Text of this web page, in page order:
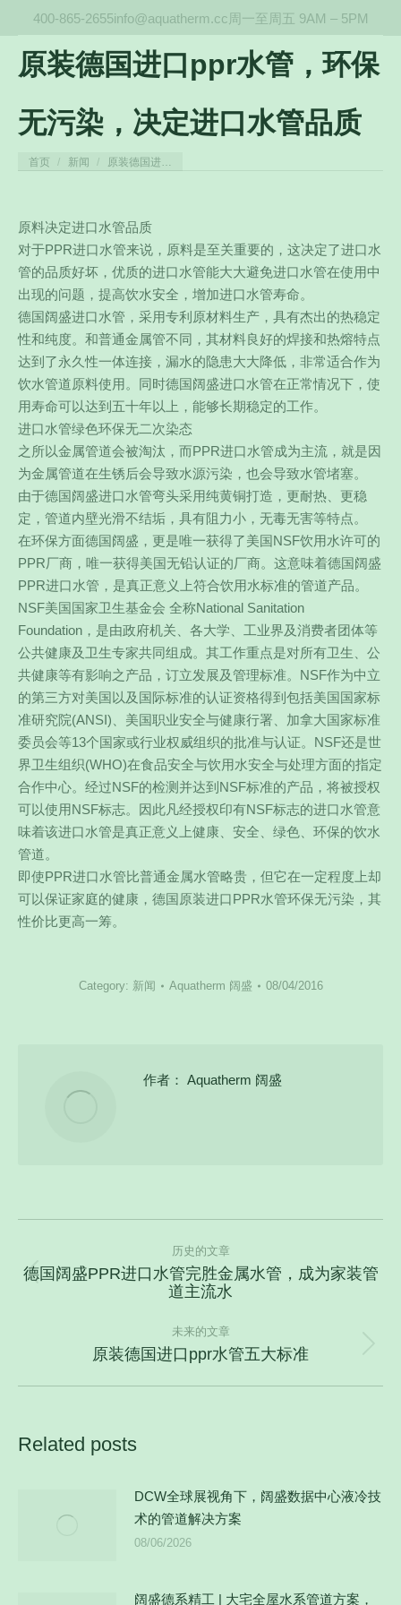
400-865-2655info@aquatherm.cc 周一至周五 9AM – 5PM
原装德国进口ppr水管，环保
无污染，决定进口水管品质
您在这里：
首页 新闻 原装德国进…
原料决定进口水管品质
对于PPR进口水管来说，原料是至关重要的，这决定了进口水
管的品质好坏，优质的进口水管能大大避免进口水管在使用中
出现的问题，提高饮水安全，增加进口水管寿命。
德国阔盛进口水管，采用专利原材料生产，具有杰出的热稳定
性和纯度。和普通金属管不同， 其材料良好的焊接和热熔特点
达到了永久性一体连接，漏水的隐患大大降低，非常适合作为
饮水管道原料使用。同时德国阔盛进口水管在正常情况下，使
用寿命可以达到五十年以上，能够长期稳定的工作。
进口水管绿色环保无二次染态
之所以金属管道会被淘汰，而PPR进口水管成为主流，就是因
为金属管道在生锈后会导致水源污染，也会导致水管堵塞。
由于德国阔盛进口水管弯头采用纯黄铜打造，更耐热、更稳
定，管道内壁光滑不结垢，具有阻力小，无毒无害等特点。
在环保方面德国阔盛，更是唯一获得了美国NSF饮用水许可的
PPR厂商，唯一获得美国无铅认证的厂商。这意味着德国阔盛
PPR进口水管，是真正意义上符合饮用水标准的管道产品。
NSF美国国家卫生基金会 全称National Sanitation
Foundation，是由政府机关、各大学、工业界及消费者团体等
公共健康及卫生专家共同组成。其工作重点是对所有卫生、公
共健康等有影响之产品，订立发展及管理标准。NSF作为中立
的第三方对美国以及国际标准的认证资格得到包括美国国家标
准研究院(ANSI)、美国职业安全与健康行署、加拿大国家标准
委员会等13个国家或行业权威组织的批准与认证。NSF还是世
界卫生组织(WHO)在食品安全与饮用水安全与处理方面的指定
合作中心。经过NSF的检测并达到NSF标准的产品，将被授权
可以使用NSF标志。因此凡经授权印有NSF标志的进口水管意
味着该进口水管是真正意义上健康、安全、绿色、环保的饮水
管道。
即使PPR进口水管比普通金属水管略贵，但它在一定程度上却
可以保证家庭的健康，德国原装进口PPR水管环保无污染，其
性价比更高一筹。
Category: 新闻 Aquatherm 阔盛 08/04/2016
作者： Aquatherm 阔盛
章
导
历史的文章
历
史
的
文
德国阔盛PPR进口水管完胜金属水管，成为家装管
道主流水
未来的文章
未
原装德国进口ppr水管五大标准
Related posts
DCW全球展视角下，阔盛数据中心液冷技
术的管道解决方案
08/06/2026
阔盛德系精工 | 大宅全屋水系管道方案，